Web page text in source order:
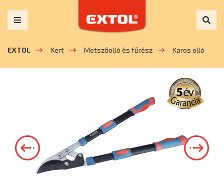
EXTOL Kert Metszőolló és fűrész Karos olló